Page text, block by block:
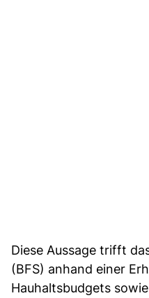
Diese Aussage trifft
(BFS) anhand einer
Hauhaltsbudgets